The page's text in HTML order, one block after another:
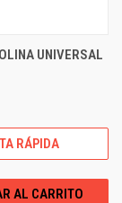
UNIVERSAL
RÁPIDA
AL CARRITO